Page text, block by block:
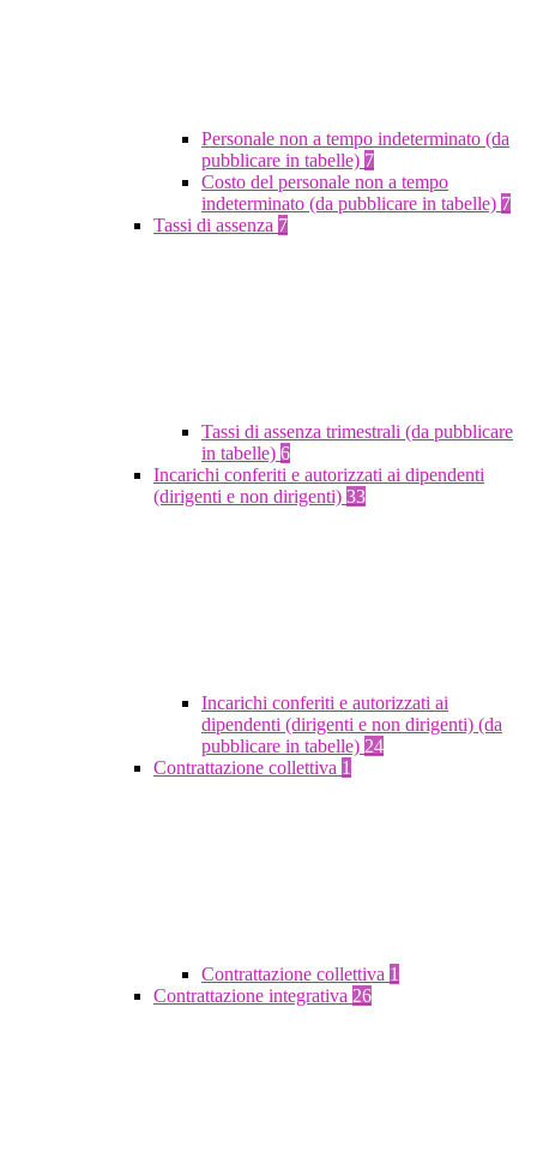
Personale non a tempo indeterminato (da
pubblicare in tabelle) 7
Costo del personale non a tempo
indeterminato (da pubblicare in tabelle) 7
Tassi di assenza 7
Tassi di assenza trimestrali (da pubblicare
in tabelle) 6
Incarichi conferiti e autorizzati ai dipendenti
(dirigenti e non dirigenti) 33
Incarichi conferiti e autorizzati ai
dipendenti (dirigenti e non dirigenti) (da
pubblicare in tabelle) 24
Contrattazione collettiva 1
Contrattazione collettiva 1
Contrattazione integrativa 26